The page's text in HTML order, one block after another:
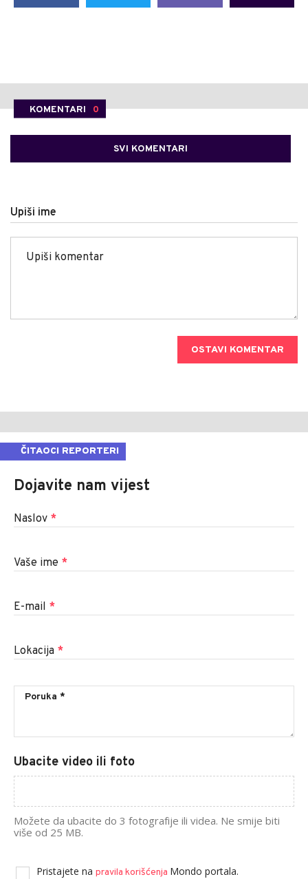
KOMENTARI 0
SVI KOMENTARI
Upiši ime
OSTAVI KOMENTAR
ČITAOCI REPORTERI
Dojavite nam vijest
Naslov *
Vaše ime *
E-mail *
Lokacija *
Ubacite video ili foto
Možete da ubacite do 3 fotografije ili videa. Ne smije biti
više od 25 MB.
Pristajete na pravila korišćenja Mondo portala.